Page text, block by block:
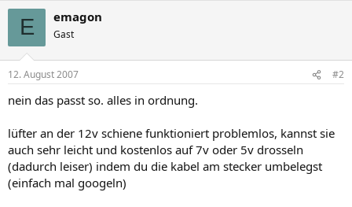
E emagon
Gast
12. August 2007 #2
nein das passt so. alles in ordnung.
lüfter an der 12v schiene funktioniert problemlos, kannst sie
auch sehr leicht und kostenlos auf 7v oder 5v drosseln
(dadurch leiser) indem du die kabel am stecker umbelegst
(einfach mal googeln)